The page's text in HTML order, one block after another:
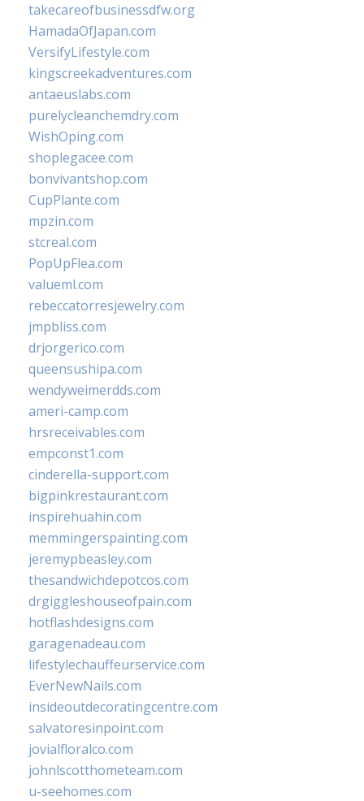
takecareofbusinessdfw.org
HamadaOfJapan.com
VersifyLifestyle.com
kingscreekadventures.com
antaeuslabs.com
purelycleanchemdry.com
WishOping.com
shoplegacee.com
bonvivantshop.com
CupPlante.com
mpzin.com
stcreal.com
PopUpFlea.com
valueml.com
rebeccatorresjewelry.com
jmpbliss.com
drjorgerico.com
queensushipa.com
wendyweimerdds.com
ameri-camp.com
hrsreceivables.com
empconst1.com
cinderella-support.com
bigpinkrestaurant.com
inspirehuahin.com
memmingerspainting.com
jeremypbeasley.com
thesandwichdepotcos.com
drgiggleshouseofpain.com
hotflashdesigns.com
garagenadeau.com
lifestylechauffeurservice.com
EverNewNails.com
insideoutdecoratingcentre.com
salvatoresinpoint.com
jovialfloralco.com
johnlscotthometeam.com
u-seehomes.com